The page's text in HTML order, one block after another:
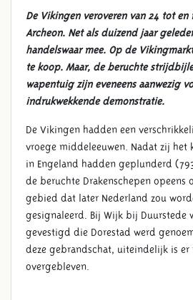
De Vikingen veroveren van 24 tot en
Archeon. Net als duizend jaar
handelswaar mee. Op de
te koop. Maar, de beruchte
wapentuig zijn eveneens aanwezig
indrukwekkende demonstratie.
De Vikingen hadden een
vroege middeleeuwen. Nadat zij het
in Engeland hadden geplunderd
de beruchte Drakenschepen opeens
gebied dat later Nederland zou
gesignaleerd. Bij Wijk bij Duurstede
gevestigd die Dorestad werd
deze gebrandschat, uiteindelijk is er
overgebleven.